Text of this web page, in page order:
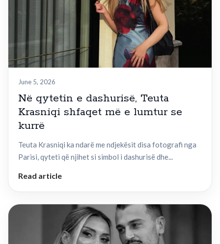
June 5, 2026
Në qytetin e dashurisë, Teuta
Krasniqi shfaqet më e lumtur se
kurrë
Teuta Krasniqi ka ndarë me ndjekësit disa fotografi nga
Parisi, qyteti që njihet si simbol i dashurisë dhe...
Read article